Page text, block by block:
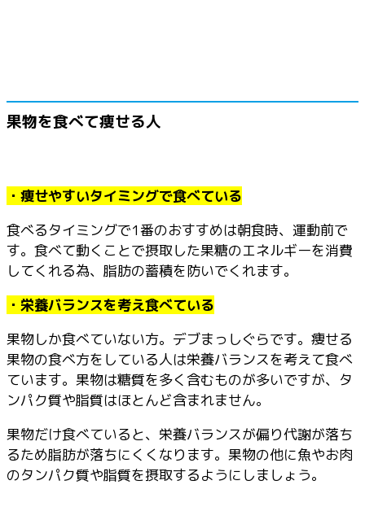
果物を食べて痩せる人
・痩せやすいタイミングで食べている
食べるタイミングで1番のおすすめは朝食時、運動前で
す。食べて動くことで摂取した果糖のエネルギーを消費
してくれる為、脂肪の蓄積を防いでくれます。
・栄養バランスを考え食べている
果物しか食べていない方。デブまっしぐらです。痩せる
果物の食べ方をしている人は栄養バランスを考えて食べ
ています。果物は糖質を多く含むものが多いですが、タ
ンパク質や脂質はほとんど含まれません。
果物だけ食べていると、栄養バランスが偏り代謝が落ち
るため脂肪が落ちにくくなります。果物の他に魚やお肉
のタンパク質や脂質を摂取するようにしましょう。